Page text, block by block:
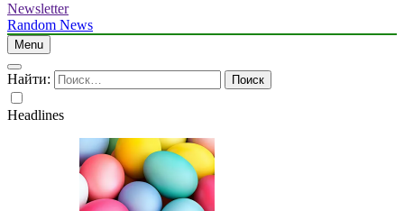
Newsletter
Random News
Menu
Найти:
Headlines